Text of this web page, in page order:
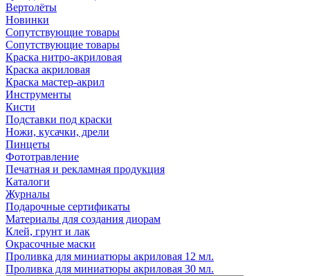
Вертолёты
Новинки
Сопутствующие товары
Сопутствующие товары
Краска нитро-акриловая
Краска акриловая
Краска мастер-акрил
Инструменты
Кисти
Подставки под краски
Ножи, кусачки, дрели
Пинцеты
Фототравление
Печатная и рекламная продукция
Каталоги
Журналы
Подарочные сертификаты
Материалы для создания диорам
Клей, грунт и лак
Окрасочные маски
Проливка для миниатюры акриловая 12 мл.
Проливка для миниатюры акриловая 30 мл.